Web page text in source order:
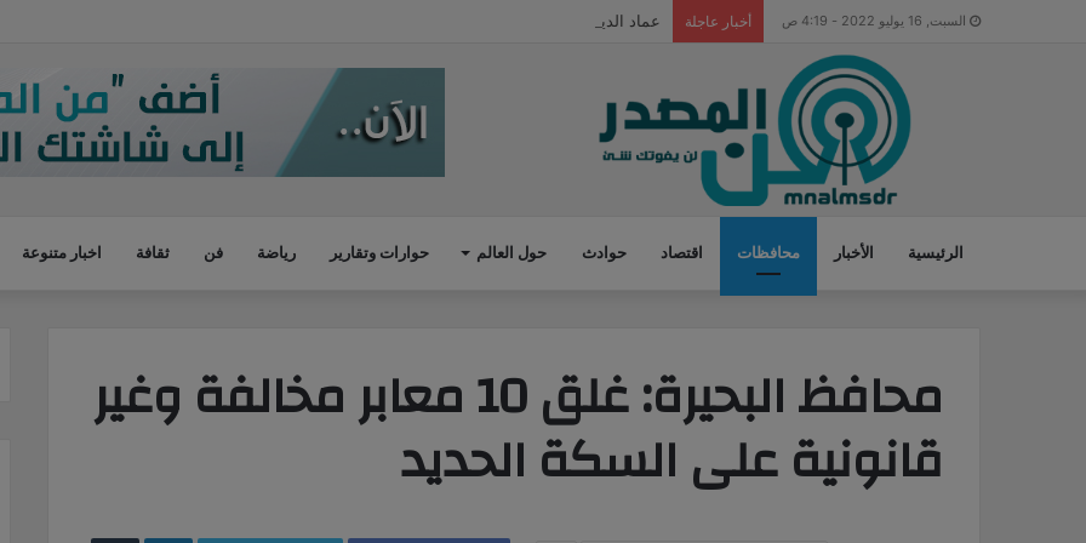
السبت, 16 يوليو 2022 - 4:19 ص أخبار عاجلة عماد الدين أديب يوضح أهمية زيارة بايدن إلى السعودية
الرئيسية الأخبار محافظات اقتصاد حوادث حول العالم حوارات وتقارير رياضة فن ثقافة اخبار متنوعة
محافظ البحيرة: غلق 10 معابر مخالفة وغير
قانونية على السكة الحديد
LinkedIn
‏Tumblr